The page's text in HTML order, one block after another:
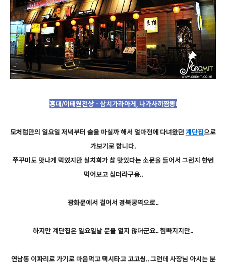
홍대/이태원천상 - 삼치가라아게, 나가사끼짬뽕!
모처럼만의 일요일 저녁부터 술을 마실까 해서 얼마전에 다녀왔던 계단집으로
가보기로 합니다.
쭈꾸미도 맛나게 먹었지만 실치회가 참 맛있다는 소문을 들어서 그런지 한번
먹어보고 싶더라구용..
광화문에서 걸어서 경북궁역으로..
하지만 계단집은 일요일날 문을 열지 않더군요.. 힘빠지지만..
연남동 이파리로 가기로 마음먹고 택시타고 고고씽.. 그런데 사장님 아시는 분